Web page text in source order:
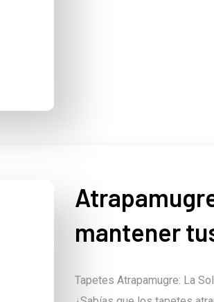
mantener
Tapetes Atrapamugre: La